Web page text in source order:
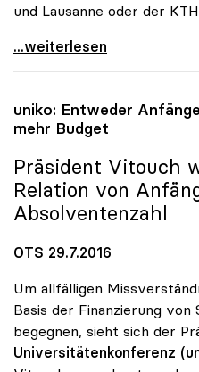
und Lausanne oder der
uniko: Ende des
...weiterlesen
uniko: Entweder
mehr Budget
Präsident Vitouch
Relation von
Absolventenzahl
OTS 29.7.2016
Um allfälligen
Basis der Finanzierung von
begegnen, sieht sich der
Universitätenkonferenz